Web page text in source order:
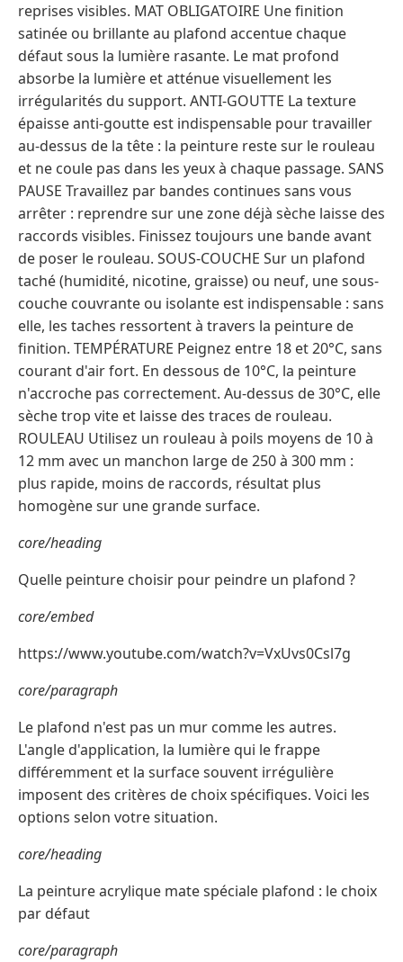
reprises visibles. MAT OBLIGATOIRE Une finition
satinée ou brillante au plafond accentue chaque
défaut sous la lumière rasante. Le mat profond
absorbe la lumière et atténue visuellement les
irrégularités du support. ANTI-GOUTTE La texture
épaisse anti-goutte est indispensable pour travailler
au-dessus de la tête : la peinture reste sur le rouleau
et ne coule pas dans les yeux à chaque passage. SANS
PAUSE Travaillez par bandes continues sans vous
arrêter : reprendre sur une zone déjà sèche laisse des
raccords visibles. Finissez toujours une bande avant
de poser le rouleau. SOUS-COUCHE Sur un plafond
taché (humidité, nicotine, graisse) ou neuf, une sous-
couche couvrante ou isolante est indispensable : sans
elle, les taches ressortent à travers la peinture de
finition. TEMPÉRATURE Peignez entre 18 et 20°C, sans
courant d'air fort. En dessous de 10°C, la peinture
n'accroche pas correctement. Au-dessus de 30°C, elle
sèche trop vite et laisse des traces de rouleau.
ROULEAU Utilisez un rouleau à poils moyens de 10 à
12 mm avec un manchon large de 250 à 300 mm :
plus rapide, moins de raccords, résultat plus
homogène sur une grande surface.
core/heading
Quelle peinture choisir pour peindre un plafond ?
core/embed
https://www.youtube.com/watch?v=VxUvs0Csl7g
core/paragraph
Le plafond n'est pas un mur comme les autres.
L'angle d'application, la lumière qui le frappe
différemment et la surface souvent irrégulière
imposent des critères de choix spécifiques. Voici les
options selon votre situation.
core/heading
La peinture acrylique mate spéciale plafond : le choix
par défaut
core/paragraph